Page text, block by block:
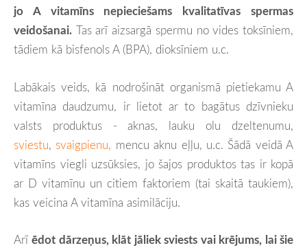
jo A vitamīns nepieciešams kvalitatīvas spermas
veidošanai. Tas arī aizsargā spermu no vides toksīniem,
tādiem kā bisfenols A (BPA), dioksīniem u.c.
Labākais veids, kā nodrošināt organismā pietiekamu A
vitamīna daudzumu, ir lietot ar to bagātus dzīvnieku
valsts produktus - aknas, lauku olu dzeltenumu,
sviestu, svaigpienu, mencu aknu eļļu, u.c. Šādā veidā A
vitamīns viegli uzsūksies, jo šajos produktos tas ir kopā
ar D vitamīnu un citiem faktoriem (tai skaitā taukiem),
kas veicina A vitamīna asimilāciju.
Arīēdot dārzeņus, klāt jāliek sviests vai krējums, lai šie